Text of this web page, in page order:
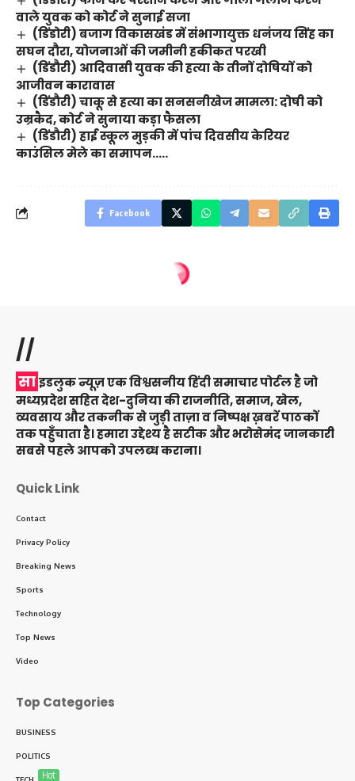
वाले युवक को कोर्ट ने सुनाई सजा
(डिंडोरी) बजाग विकासखंड में संभागायुक्त धनंजय सिंह का
सघन दौरा, योजनाओं की जमीनी हकीकत परखी
(डिंडौरी) आदिवासी युवक की हत्या के तीनों दोषियों को
आजीवन कारावास
(डिंडौरी) चाकू से हत्या का सनसनीखेज मामला: दोषी को
उम्रकैद, कोर्ट ने सुनाया कड़ा फैसला
(डिंडौरी) हाई स्कूल मुड़की में पांच दिवसीय केरियर
काउंसिल मेले का समापन…..
Facebook
//
साइडलुक न्यूज़ एक विश्वसनीय हिंदी समाचार पोर्टल है जो
मध्यप्रदेश सहित देश-दुनिया की राजनीति, समाज, खेल,
व्यवसाय और तकनीक से जुड़ी ताज़ा व निष्पक्ष ख़बरें पाठकों
तक पहुँचाता है। हमारा उद्देश्य है सटीक और भरोसेमंद जानकारी
सबसे पहले आपको उपलब्ध कराना।
Quick Link
Contact
Privacy Policy
Breaking News
Sports
Technology
Top News
Video
Top Categories
BUSINESS
POLITICS
TECH Hot